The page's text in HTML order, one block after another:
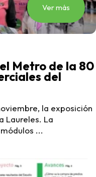
Ver más
Metro de la 80
del
la exposición
Laureles. La
...